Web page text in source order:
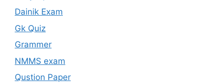
Dainik Exam
Gk Quiz
Grammer
NMMS exam
Qustion Paper